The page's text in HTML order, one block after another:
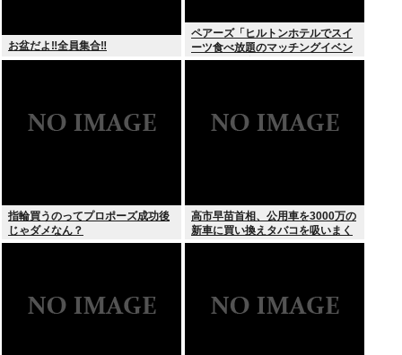
お盆だよ‼全員集合‼
ペアーズ「ヒルトンホテルでスイ
ーツ食べ放題のマッチングイベン
トやるぞ。女2500円男7000円
指輪買うのってプロポーズ成功後
じゃダメなん？
高市早苗首相、公用車を3000万の
新車に買い換えタバコを吸いまく
っていた